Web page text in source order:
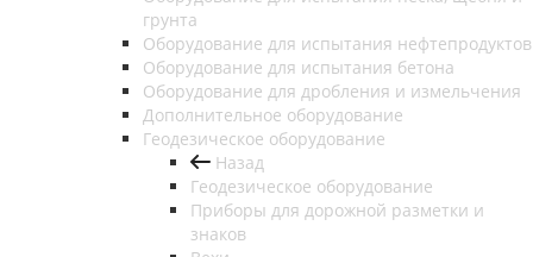
грунта
Оборудование для испытания нефтепродуктов
Оборудование для испытания бетона
Оборудование для дробления и измельчения
Дополнительное оборудование
Геодезическое оборудование
Назад
Геодезическое оборудование
Приборы для дорожной разметки и
знаков